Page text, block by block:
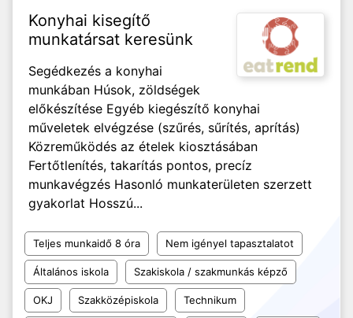
Konyhai kisegítő
munkatársat keresünk
Segédkezés a konyhai
munkában Húsok, zöldségek
előkészítése Egyéb kiegészítő konyhai
műveletek elvégzése (szűrés, sűrítés, aprítás)
Közreműködés az ételek kiosztásában
Fertőtlenítés, takarítás pontos, precíz
munkavégzés Hasonló munkaterületen szerzett
gyakorlat Hosszú...
Teljes munkaidő 8 óra Nem igényel tapasztalatot
Általános iskola Szakiskola / szakmunkás képző
OKJ Szakközépiskola Technikum